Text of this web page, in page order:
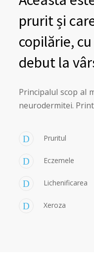
prurit și
copilărie,
debut la
Principalul scop al
neurodermitei.
Pruritul
Eczemele
Lichenificarea
Xeroza